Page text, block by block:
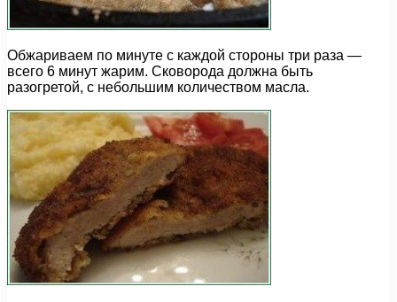
Обжариваем по минуте с каждой стороны три раза —
всего 6 минут жарим. Сковорода должна быть
разогретой, с небольшим количеством масла.